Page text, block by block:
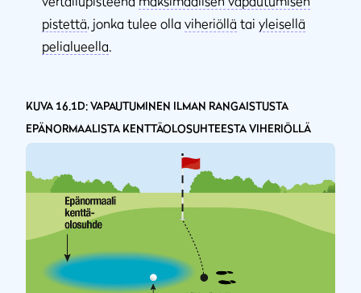
pistettä, jonka tulee olla viheriöllä tai yleisellä
pelialueella.
KUVA 16.1D: VAPAUTUMINEN ILMAN RANGAISTUSTA
EPÄNORMAALISTA KENTTÄOLOSUHTEESTA VIHERIÖLLÄ